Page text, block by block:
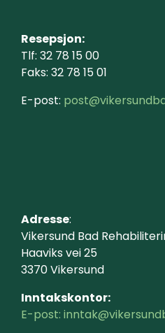
Resepsjon:
Tlf: 32 78 15 00
Faks: 32 78 15 01
E-post:
Adresse:
Vikersund Bad
Haaviks vei 25
3370 Vikersund
Inntakskontor:
E-post: